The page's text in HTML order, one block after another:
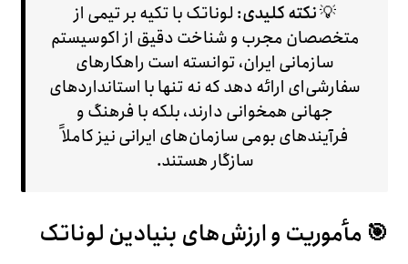
💡نکته کلیدی: لوناتک با تکیه بر تیمی از
متخصصان مجرب و شناخت دقیق از اکوسیستم
سازمانی ایران، توانسته است راهکارهای
سفارشی‌ای ارائه دهد که نه تنها با استانداردهای
جهانی همخوانی دارند، بلکه با فرهنگ و
فرآیندهای بومی سازمان‌های ایرانی نیز کاملاً
سازگار هستند.
🎯 مأموریت و ارزش‌های بنیادین لوناتک